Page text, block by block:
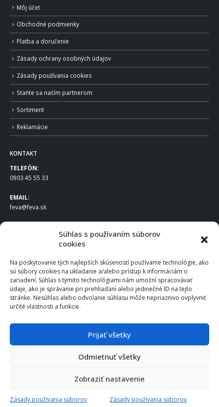
Súhlas s používaním súborov
cookies
Na poskytovanie tých najlepších skúseností používame technológie, ako
sú súbory cookies na ukladanie a/alebo prístup k informáciám o
zariadení. Súhlas s týmito technológiami nám umožní spracovávať
údaje, ako je správanie pri prehliadaní alebo jedinečné ID na tejto
stránke. Nesúhlas alebo odvolanie súhlasu môže nepriaznivo ovplyvniť
určité vlastnosti a funkcie.
Prijať všetky
Odmietnuť všetky
Zobraziť nastavenie
Zásady používania súborov
Zásady používania súborov
Môj účet
Obchodné podmienky
Platba a doručenie
Zásady ochrany osobných údajov
Zásady používania cookies
Staňte sa naším partnerom
Sortiment
Reklamácie
KONTAKT
TELEFÓN:
0903 45 55 33
EMAIL:
feva@feva.sk
FEVA Slovakia SK s.r.o.
831 04 Bratislava
IČO: 50922688
DIČ: 2120539388
IČ DPH: SK2120539388
Po – Pia: 8:00 – 16:30